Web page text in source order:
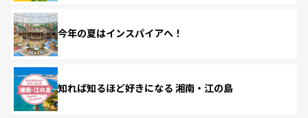
今年の夏はインスパイアへ！
知れば知るほど好きになる 湘南・江の島